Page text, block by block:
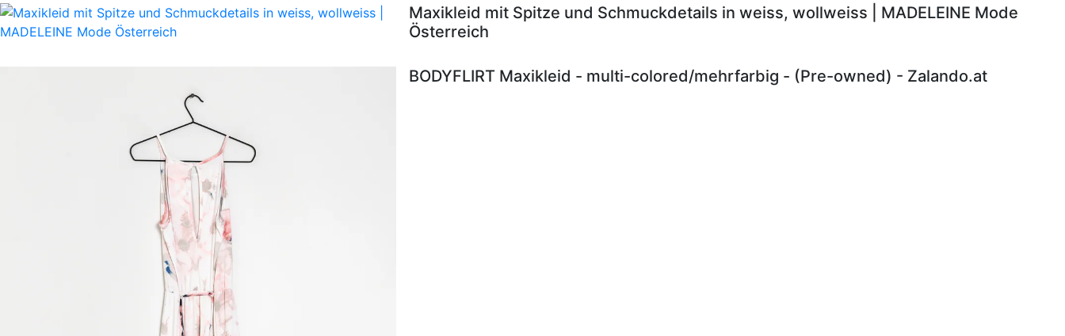
Maxikleid mit Spitze und Schmuckdetails in weiss, wollweiss | MADELEINE Mode
Österreich
BODYFLIRT Maxikleid - multi-colored/mehrfarbig - (Pre-owned) - Zalando.at